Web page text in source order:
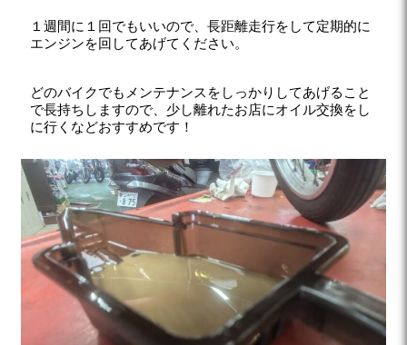
１週間に１回でもいいので、長距離走行をして定期的に
エンジンを回してあげてください。
どのバイクでもメンテナンスをしっかりしてあげること
で長持ちしますので、少し離れたお店にオイル交換をし
に行くなどおすすめです！